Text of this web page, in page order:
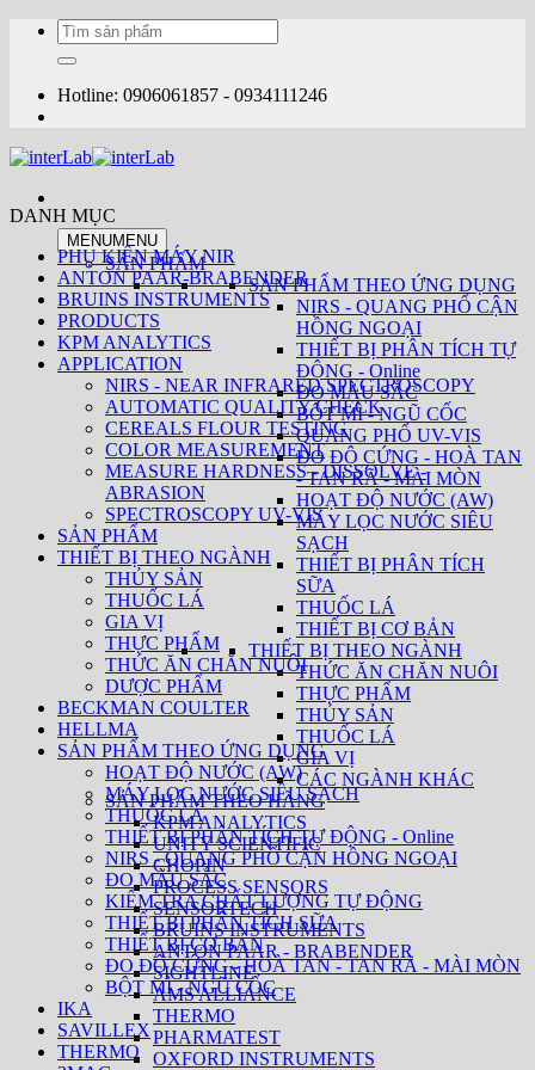
dung
Tìm
kiếm:
Hotline: 0906061857 - 0934111246
MENUMENU
SẢN PHẨM
SẢN PHẨM THEO ỨNG DỤNG
NIRS - QUANG PHỔ CẬN
HỒNG NGOẠI
THIẾT BỊ PHÂN TÍCH TỰ
ĐỘNG - Online
ĐO MÀU SẮC
BỘT MÌ - NGŨ CỐC
QUANG PHỔ UV-VIS
ĐO ĐỘ CỨNG - HOÀ TAN
- TAN RÃ - MÀI MÒN
HOẠT ĐỘ NƯỚC (AW)
MÁY LỌC NƯỚC SIÊU
SẠCH
THIẾT BỊ PHÂN TÍCH
SỮA
THUỐC LÁ
THIẾT BỊ CƠ BẢN
THIẾT BỊ THEO NGÀNH
THỨC ĂN CHĂN NUÔI
THỰC PHẨM
THỦY SẢN
THUỐC LÁ
GIA VỊ
CÁC NGÀNH KHÁC
SẢN PHẨM THEO HÃNG
KPM ANALYTICS
UNITY SCIENTIFIC
CHOPIN
PROCESS SENSORS
SENSORTECH
BRUINS INSTRUMENTS
ANTON PAAR - BRABENDER
SIGHTLINE
AMS ALLIANCE
THERMO
PHARMATEST
OXFORD INSTRUMENTS
DANH MỤC
PHỤ KIỆN MÁY NIR
ANTON PAAR-BRABENDER
BRUINS INSTRUMENTS
PRODUCTS
KPM ANALYTICS
APPLICATION
NIRS - NEAR INFRARED SPECTROSCOPY
AUTOMATIC QUALITY CHECK
CEREALS FLOUR TESTING
COLOR MEASUREMENT
MEASURE HARDNESS - DISSOLVE -
ABRASION
SPECTROSCOPY UV-VIS
SẢN PHẨM
THIẾT BỊ THEO NGÀNH
THỦY SẢN
THUỐC LÁ
GIA VỊ
THỰC PHẨM
THỨC ĂN CHĂN NUÔI
DƯỢC PHẨM
BECKMAN COULTER
HELLMA
SẢN PHẨM THEO ỨNG DỤNG
HOẠT ĐỘ NƯỚC (AW)
MÁY LỌC NƯỚC SIÊU SẠCH
THUỐC LÁ
THIẾT BỊ PHÂN TÍCH TỰ ĐỘNG - Online
NIRS - QUANG PHỔ CẬN HỒNG NGOẠI
ĐO MÀU SẮC
KIỂM TRA CHẤT LƯỢNG TỰ ĐỘNG
THIẾT BỊ PHÂN TÍCH SỮA
THIẾT BỊ CƠ BẢN
ĐO ĐỘ CỨNG - HOÀ TAN - TAN RÃ - MÀI MÒN
BỘT MÌ - NGŨ CỐC
IKA
SAVILLEX
THERMO